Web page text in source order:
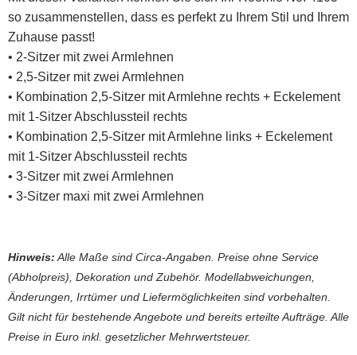
so zusammenstellen, dass es perfekt zu Ihrem Stil und Ihrem
Zuhause passt!
• 2-Sitzer mit zwei Armlehnen
• 2,5-Sitzer mit zwei Armlehnen
• Kombination 2,5-Sitzer mit Armlehne rechts + Eckelement
mit 1-Sitzer Abschlussteil rechts
• Kombination 2,5-Sitzer mit Armlehne links + Eckelement
mit 1-Sitzer Abschlussteil rechts
• 3-Sitzer mit zwei Armlehnen
• 3-Sitzer maxi mit zwei Armlehnen
Hinweis: Alle Maße sind Circa-Angaben. Preise ohne Service
(Abholpreis), Dekoration und Zubehör. Modellabweichungen,
Änderungen, Irrtümer und Liefermöglichkeiten sind vorbehalten.
Gilt nicht für bestehende Angebote und bereits erteilte Aufträge. Alle
Preise in Euro inkl. gesetzlicher Mehrwertsteuer.